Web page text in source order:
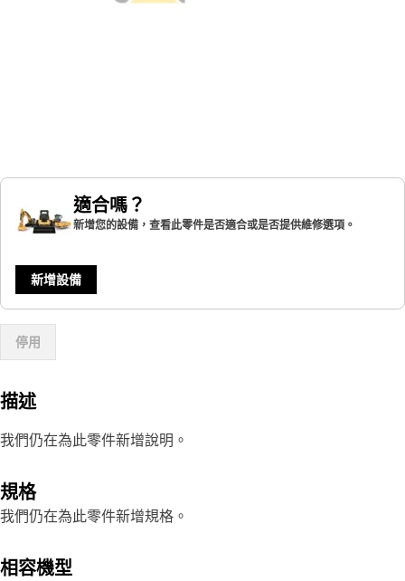
適合嗎？
新增您的設備，查看此零件是否適合或是否提供維修選項。
新增設備
停用
描述
我們仍在為此零件新增說明。
規格
我們仍在為此零件新增規格。
相容機型